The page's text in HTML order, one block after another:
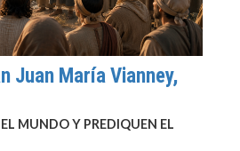
Juan María Vianney,
MUNDO Y PREDIQUEN EL